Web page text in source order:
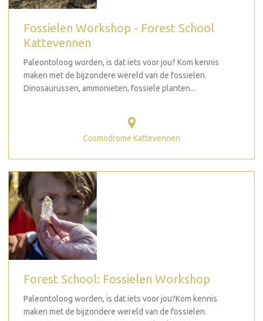
Fossielen Workshop - Forest School
Kattevennen
Paleontoloog worden, is dat iets voor jou? Kom kennis
maken met de bijzondere wereld van de fossielen.
Dinosaurussen, ammonieten, fossiele planten...
Cosmodrome Kattevennen
Forest School: Fossielen Workshop
Paleontoloog worden, is dat iets voor jou?Kom kennis
maken met de bijzondere wereld van de fossielen.